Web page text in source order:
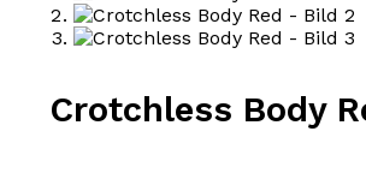
Crotchless Body